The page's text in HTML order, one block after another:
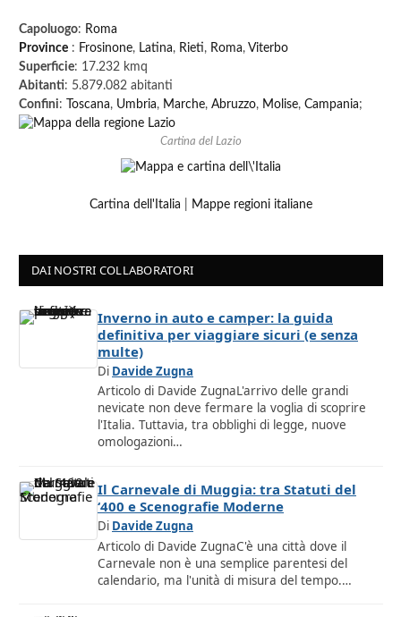
Capoluogo: Roma
Province : Frosinone, Latina, Rieti, Roma, Viterbo
Superficie: 17.232 kmq
Abitanti: 5.879.082 abitanti
Confini: Toscana, Umbria, Marche, Abruzzo, Molise, Campania;
Cartina del Lazio
Cartina dell'Italia Mappe regioni italiane
DAI NOSTRI COLLABORATORI
Inverno in auto e camper: la guida
definitiva per viaggiare sicuri (e senza
multe)
Di Davide Zugna
Articolo di Davide ZugnaL'arrivo delle grandi
nevicate non deve fermare la voglia di scoprire
l'Italia. Tuttavia, tra obblighi di legge, nuove
omologazioni…
Il Carnevale di Muggia: tra Statuti del
‘400 e Scenografie Moderne
Di Davide Zugna
Articolo di Davide ZugnaC'è una città dove il
Carnevale non è una semplice parentesi del
calendario, ma l'unità di misura del tempo.…